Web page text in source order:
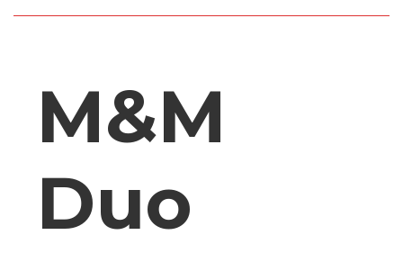
M&M
Duo